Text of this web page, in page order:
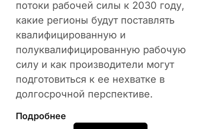
потоки рабочей силы к 2030 году,
какие регионы будут поставлять
квалифицированную и
полуквалифицированную рабочую
силу и как производители могут
подготовиться к ее нехватке в
долгосрочной перспективе.
Подробнее